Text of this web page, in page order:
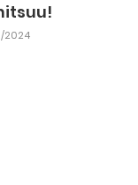
2024